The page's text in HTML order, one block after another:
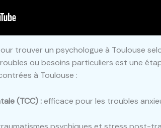
trouver un psychologue à Toulouse
ou besoins particuliers est une
à Toulouse :
(TCC) :efficace pour les troubles